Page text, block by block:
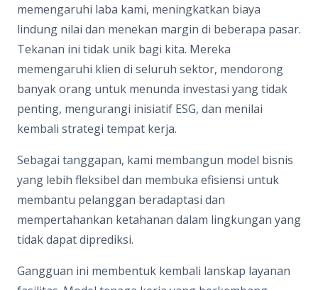
memengaruhi laba kami, meningkatkan biaya
lindung nilai dan menekan margin di beberapa pasar.
Tekanan ini tidak unik bagi kita. Mereka
memengaruhi klien di seluruh sektor, mendorong
banyak orang untuk menunda investasi yang tidak
penting, mengurangi inisiatif ESG, dan menilai
kembali strategi tempat kerja.
Sebagai tanggapan, kami membangun model bisnis
yang lebih fleksibel dan membuka efisiensi untuk
membantu pelanggan beradaptasi dan
mempertahankan ketahanan dalam lingkungan yang
tidak dapat diprediksi.
Gangguan ini membentuk kembali lanskap layanan